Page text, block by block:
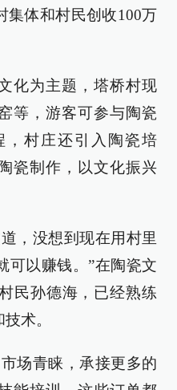
集体和村民创收100万
化为主题，塔桥村现
等，游客可参与陶瓷
村庄还引入陶瓷培
瓷制作，以文化振兴
，没想到现在用村里
可以赚钱。”在陶瓷文
民孙德海，已经熟练
术。
场青睐，承接更多的